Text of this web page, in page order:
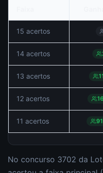
15 acertos
14 acertos
13 acertos
12 acertos
11 acertos
No concurso 3702 da